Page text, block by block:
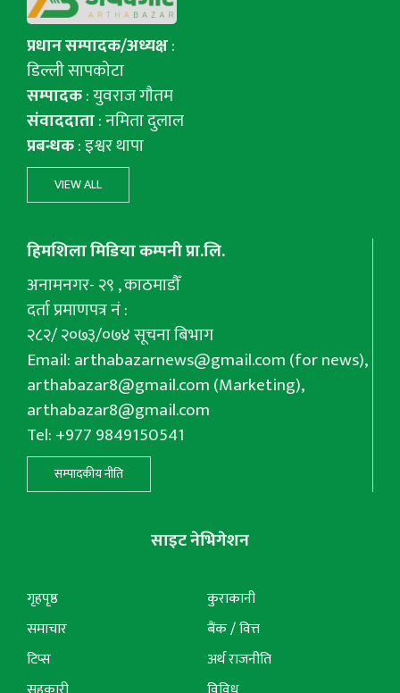
प्रधान सम्पादक/अध्यक्ष:
डिल्ली सापकोटा
सम्पादक: युवराज गाैतम
संवाददाता: नमिता दुलाल
प्रबन्धक: इश्वर थापा
VIEW ALL
हिमशिला मिडिया कम्पनी प्रा.लि.
अनामनगर- २९ , काठमाडौँ
दर्ता प्रमाणपत्र नं :
२८२/ २०७३/०७४ सूचना बिभाग
Email:arthabazarnews@gmail.com(for news),
arthabazar8@gmail.com(Marketing),
arthabazar8@gmail.com
Tel: +977 9849150541
सम्पादकीय नीति
साइट नेभिगेशन
गृहपृष्ठ
समाचार
टिप्स
कुराकानी
बैंक / वित्त
अर्थ राजनीति